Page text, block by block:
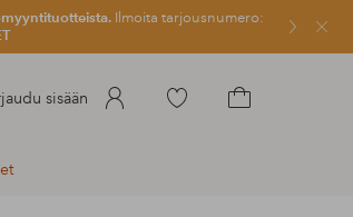
Ilmoita tarjousnumero:
Sulje
sisään
Siirry